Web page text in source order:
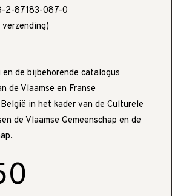
2-87183-087-0
de bijbehorende catalogus
de Vlaamse en Franse
in het kader van de Culturele
de Vlaamse Gemeenschap en de